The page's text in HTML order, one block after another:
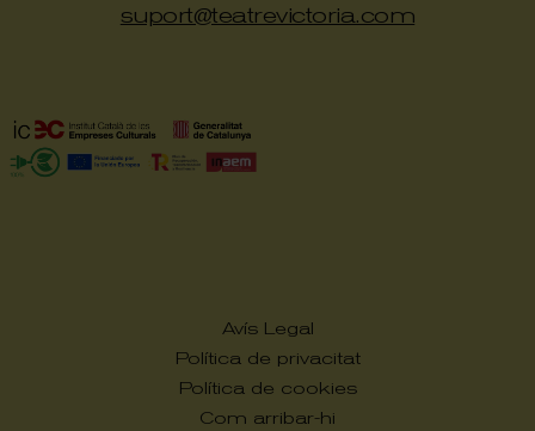
suport@teatrevictoria.com
Avís Legal
Política de privacitat
Política de cookies
Com arribar-hi